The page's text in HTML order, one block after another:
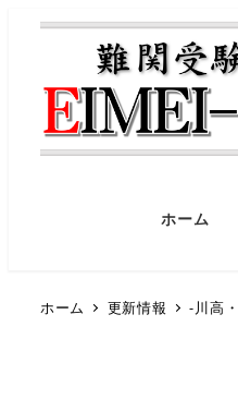
ホーム
ホーム 更新情報 -川高